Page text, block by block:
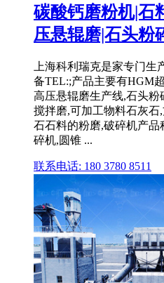
碳酸钙磨粉机|石
压悬辊磨|石头粉
上海科利瑞克是家专门
备TEL:;产品主要有HGM
高压悬辊磨生产线,石头
搅拌磨,可加工物料石灰
石石料的粉磨,破碎机产
碎机,圆锥 ...
联系电话: 180 3780 8511